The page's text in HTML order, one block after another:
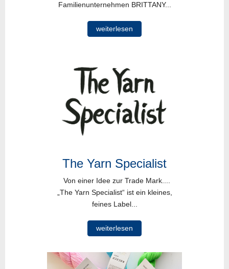
Familienunternehmen BRITTANY...
weiterlesen
The Yarn Specialist
Von einer Idee zur Trade Mark....
„The Yarn Specialist“ ist ein kleines,
feines Label...
weiterlesen